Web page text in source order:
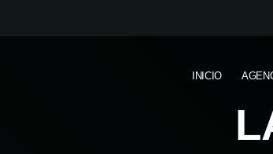
INICIO